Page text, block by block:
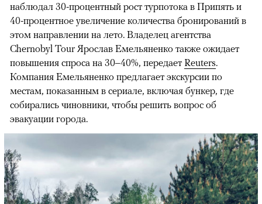
наблюдал 30-процентный рост турпотока в Припять и
40-процентное увеличение количества бронирований в
этом направлении на лето. Владелец агентства
Chernobyl Tour Ярослав Емельяненко также ожидает
повышения спроса на 30–40%, передает Reuters.
Компания Емельяненко предлагает экскурсии по
местам, показанным в сериале, включая бункер, где
собирались чиновники, чтобы решить вопрос об
эвакуации города.